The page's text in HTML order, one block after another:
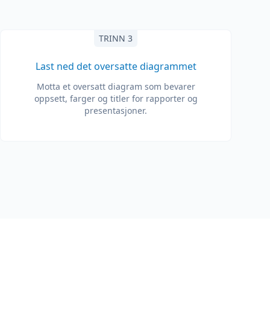
TRINN 3
Last ned det oversatte diagrammet
Motta et oversatt diagram som bevarer
oppsett, farger og titler for rapporter og
presentasjoner.